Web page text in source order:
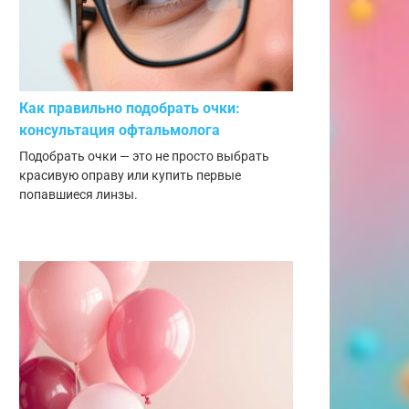
Как правильно подобрать очки:
консультация офтальмолога
Подобрать очки — это не просто выбрать
красивую оправу или купить первые
попавшиеся линзы.